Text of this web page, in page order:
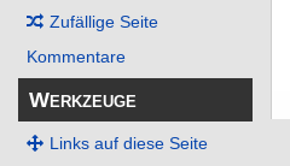
Zufällige Seite
Kommentare
Werkzeuge
Links auf diese Seite